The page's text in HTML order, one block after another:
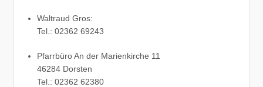
Waltraud Gros:
Tel.: 02362 69243
Pfarrbüro An der Marienkirche 11
46284 Dorsten
Tel.: 02362 62380